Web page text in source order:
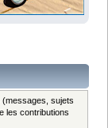
sujets
les contributions